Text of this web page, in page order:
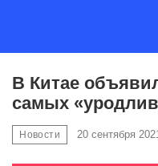
В Китае
самых
Новости 20 сентября